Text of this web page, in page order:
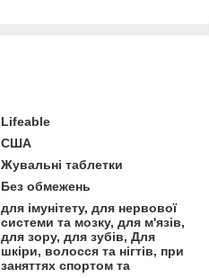
Lifeable
США
Жувальні таблетки
Без обмежень
для імунітету, для нервової
системи та мозку, для м'язів,
для зору, для зубів, Для
шкіри, волосся та нігтів, при
заняттях спортом та